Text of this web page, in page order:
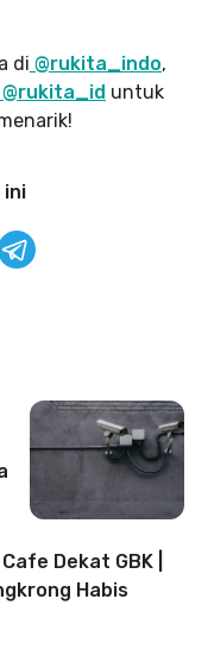
di @rukita_indo,
@rukita_id untuk
ini
Dekat GBK |
Habis